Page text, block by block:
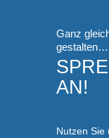
Ganz
gestalten…
AN!
Nutzen Sie